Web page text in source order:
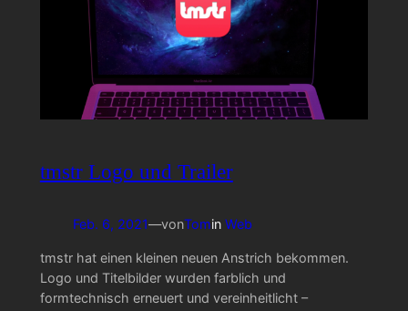
tmstr Logo und Trailer
Feb. 6, 2021—vonTomin Web
tmstr hat einen kleinen neuen Anstrich bekommen.
Logo und Titelbilder wurden farblich und
formtechnisch erneuert und vereinheitlicht –